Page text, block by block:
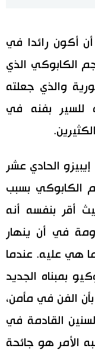
أكون رائدا في
الكابوكي الذي
والذي جعلته
للسير بفنه في
الحادي عشر
الكابوكي بسبب
أقر بنفسه أنه
في أن ينهار
هي عليه. عندما
بمبناه الجديد
بأن الفن في مأمن،
القادمة في
الأمر هو جائحة